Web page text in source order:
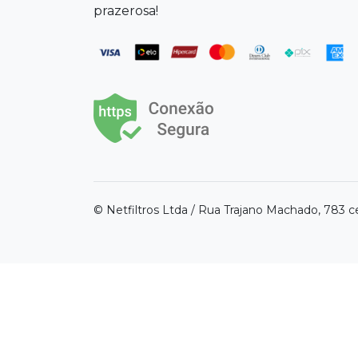
prazerosa!
© Netfiltros Ltda / Rua Trajano Machado, 783